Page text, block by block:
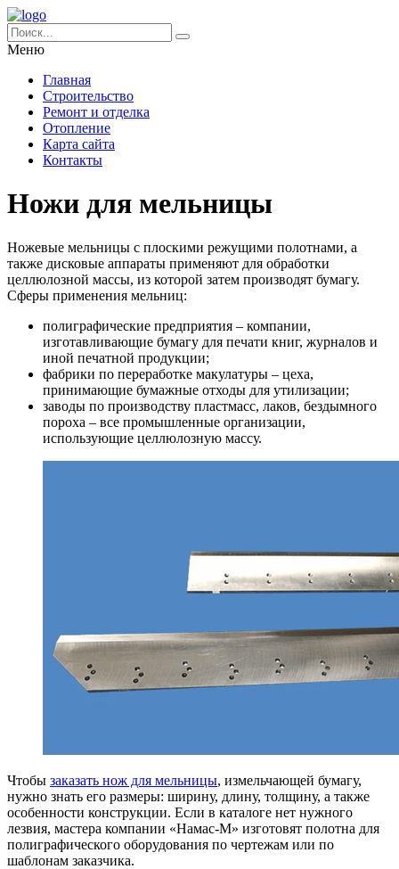
Меню
Главная
Строительство
Ремонт и отделка
Отопление
Карта сайта
Контакты
Ножи для мельницы
Ножевые мельницы с плоскими режущими полотнами, а
также дисковые аппараты применяют для обработки
целлюлозной массы, из которой затем производят бумагу.
Сферы применения мельниц:
полиграфические предприятия – компании,
изготавливающие бумагу для печати книг, журналов и
иной печатной продукции;
фабрики по переработке макулатуры – цеха,
принимающие бумажные отходы для утилизации;
заводы по производству пластмасс, лаков, бездымного
пороха – все промышленные организации,
использующие целлюлозную массу.
Чтобы заказать нож для мельницы, измельчающей бумагу,
нужно знать его размеры: ширину, длину, толщину, а также
особенности конструкции. Если в каталоге нет нужного
лезвия, мастера компании «Намас-М» изготовят полотна для
полиграфического оборудования по чертежам или по
шаблонам заказчика.